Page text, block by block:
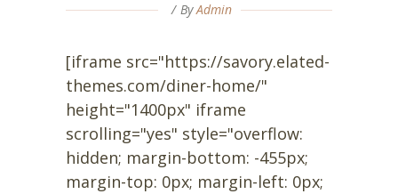
ByAdmin
[iframe src="https://savory.elated-
themes.com/diner-home/"
height="1400px" iframe
scrolling="yes" style="overflow:
hidden; margin-bottom: -455px;
margin-top: 0px; margin-left: 0px;